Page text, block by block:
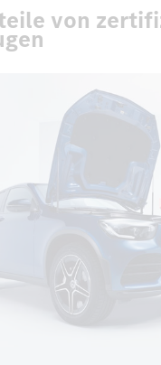
von